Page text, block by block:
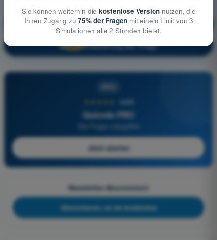
Meteorologie Ausbildung!
🔒 PRO Erläuterung der Frage
4,6/5
Quizvds PRO
Alle Fragen inbegriffen
Jetzt starten
Newsletter-Abonnement
Abonnieren, es ist kostenlos
Sie können weiterhin die kostenlose Versionnutzen, die
Ihnen Zugang zu 75% der Fragenmit einem Limit von 3
Simulationen alle 2 Stunden bietet.